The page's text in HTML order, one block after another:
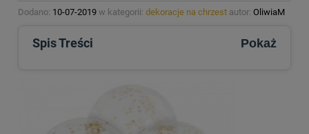
Dodano: 10-07-2019 w kategorii: dekoracje na chrzest autor: OliwiaM
Spis Treści Pokaż